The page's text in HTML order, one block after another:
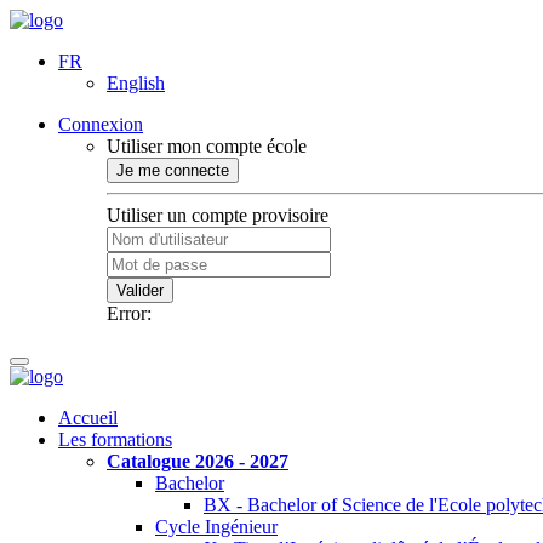
FR
English
Connexion
Utiliser mon compte école
Je me connecte
Utiliser un compte provisoire
Valider
Error:
Accueil
Les formations
Catalogue 2026 - 2027
Bachelor
BX - Bachelor of Science de l'Ecole
Cycle Ingénieur